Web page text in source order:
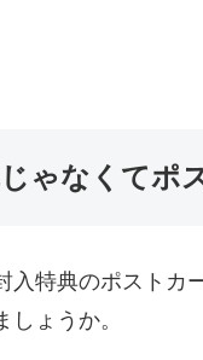
ゃなくてポ
入特典のポストカ
しょうか。